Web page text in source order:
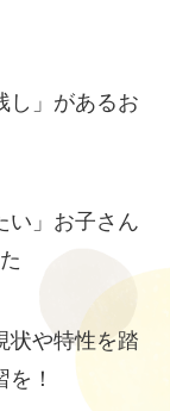
し」があるお
い」お子さん
状や特性を踏
！